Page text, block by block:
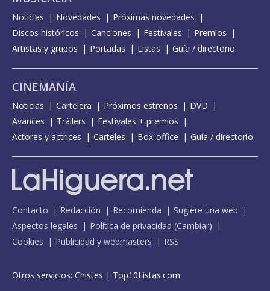
Noticias Novedades
Próximas novedades
Discos históricos
Canciones Festivales
Premios
Artistas y grupos
Portadas Listas Guía / directorio
CINEMANÍA
Noticias Cartelera Próximos estrenos
DVD
Avances
Tráilers
Festivales + premios
Actores y actrices
Carteles Box-office Guía / directorio
Contacto Redacción Recomienda
Sugiere una web
Aspectos legales
Política de privacidad (Cambiar)
Cookies
Publicidad y webmasters RSS
Otros servicios: Chistes | Top10Listas.com